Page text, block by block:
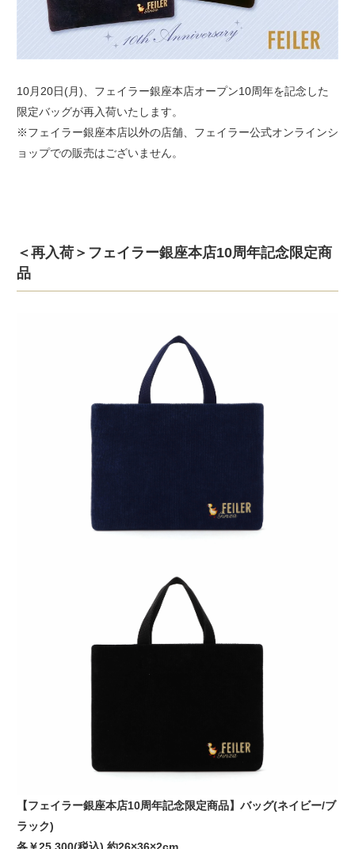
10月20日(月)、フェイラー銀座本店オープン10周年を記念した
限定バッグが再入荷いたします。
※フェイラー銀座本店以外の店舗、フェイラー公式オンラインシ
ョップでの販売はございません。
＜再入荷＞フェイラー銀座本店10周年記念限定商
品
【フェイラー銀座本店10周年記念限定商品】バッグ(ネイビー/ブ
ラック)